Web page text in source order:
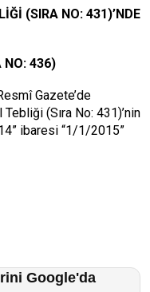
(SIRA NO: 431)’NDE
NO: 436)
Gazete’de
(Sıra No: 431)’nin
ibaresi “1/1/2015”
Google'da